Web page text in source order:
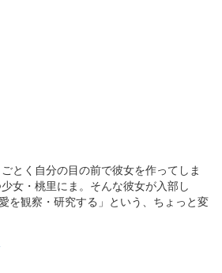
とく自分の目の前で彼女を作ってしま
女・桃里にま。そんな彼女が入部し
を観察・研究する」という、ちょっと変